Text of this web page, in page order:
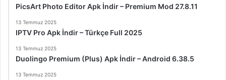
PicsArt Photo Editor Apk İndir – Premium Mod 27.8.11
13 Temmuz 2025
IPTV Pro Apk İndir – Türkçe Full 2025
13 Temmuz 2025
Duolingo Premium (Plus) Apk İndir – Android 6.38.5
13 Temmuz 2025